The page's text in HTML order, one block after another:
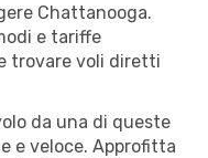
Chattanooga.
e tariffe
trovare voli diretti
da una di queste
e veloce. Approfitta